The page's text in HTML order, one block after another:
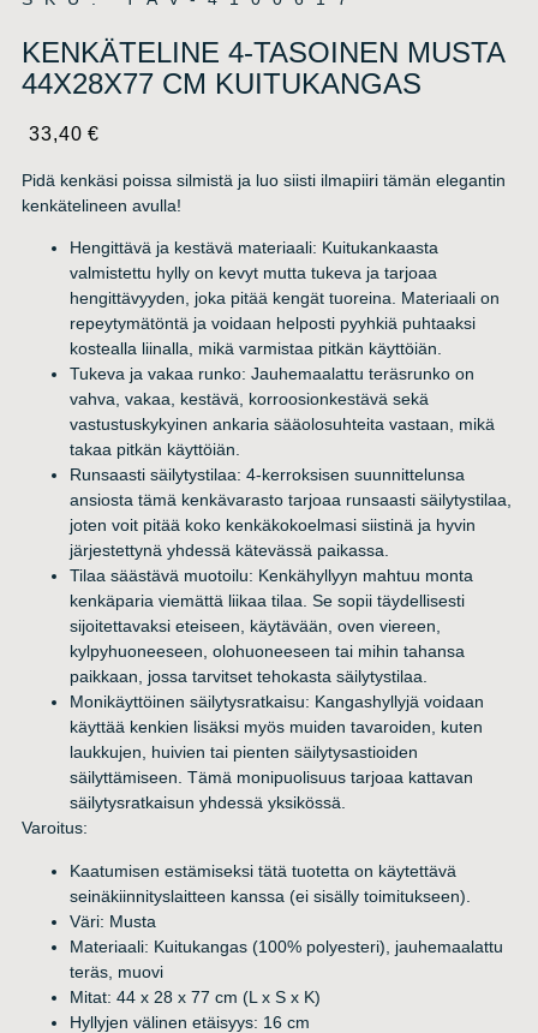
KENKÄTELINE 4-TASOINEN MUSTA
44X28X77 CM KUITUKANGAS
33,40€
Pidä kenkäsi poissa silmistä ja luo siisti ilmapiiri tämän elegantin
kenkätelineen avulla!
Hengittävä ja kestävä materiaali: Kuitukankaasta
valmistettu hylly on kevyt mutta tukeva ja tarjoaa
hengittävyyden, joka pitää kengät tuoreina. Materiaali on
repeytymätöntä ja voidaan helposti pyyhkiä puhtaaksi
kostealla liinalla, mikä varmistaa pitkän käyttöiän.
Tukeva ja vakaa runko: Jauhemaalattu teräsrunko on
vahva, vakaa, kestävä, korroosionkestävä sekä
vastustuskykyinen ankaria sääolosuhteita vastaan, mikä
takaa pitkän käyttöiän.
Runsaasti säilytystilaa: 4-kerroksisen suunnittelunsa
ansiosta tämä kenkävarasto tarjoaa runsaasti säilytystilaa,
joten voit pitää koko kenkäkokoelmasi siistinä ja hyvin
järjestettynä yhdessä kätevässä paikassa.
Tilaa säästävä muotoilu: Kenkähyllyyn mahtuu monta
kenkäparia viemättä liikaa tilaa. Se sopii täydellisesti
sijoitettavaksi eteiseen, käytävään, oven viereen,
kylpyhuoneeseen, olohuoneeseen tai mihin tahansa
paikkaan, jossa tarvitset tehokasta säilytystilaa.
Monikäyttöinen säilytysratkaisu: Kangashyllyjä voidaan
käyttää kenkien lisäksi myös muiden tavaroiden, kuten
laukkujen, huivien tai pienten säilytysastioiden
säilyttämiseen. Tämä monipuolisuus tarjoaa kattavan
säilytysratkaisun yhdessä yksikössä.
Varoitus:
Kaatumisen estämiseksi tätä tuotetta on käytettävä
seinäkiinnityslaitteen kanssa (ei sisälly toimitukseen).
Väri: Musta
Materiaali: Kuitukangas (100% polyesteri), jauhemaalattu
teräs, muovi
Mitat: 44 x 28 x 77 cm (L x S x K)
Hyllyjen välinen etäisyys: 16 cm